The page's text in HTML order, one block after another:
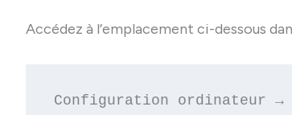
Accédez à l’emplacement ci-dessous
Configuration ordinateur →